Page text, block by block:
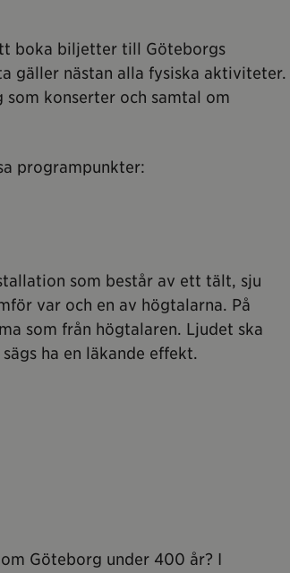
boka biljetter till Göteborgs
gäller nästan alla fysiska aktiviteter.
konserter och samtal om
programpunkter:
som består av ett tält, sju
var och en av högtalarna. På
som från högtalaren. Ljudet ska
ha en läkande effekt.
Göteborg under 400 år? I